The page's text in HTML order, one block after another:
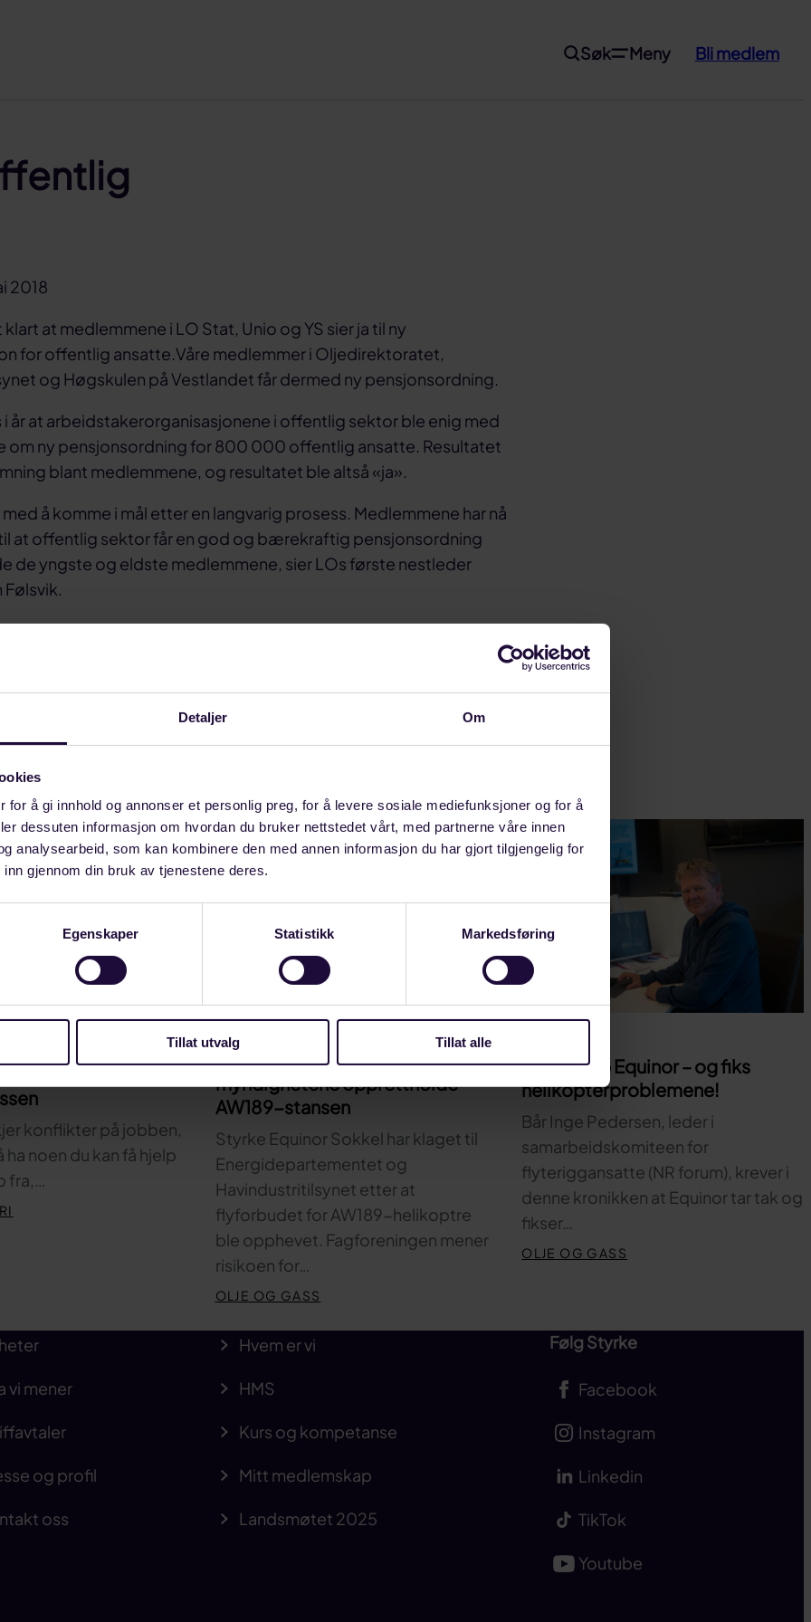
Detaljer Om
for å gi innhold og annonser et personlig preg, for å levere sosiale mediefunksjoner og for å
dessuten informasjon om hvordan du bruker nettstedet vårt, med partnerne våre innen
analysearbeid, som kan kombinere den med annen informasjon du har gjort tilgjengelig for
gjennom din bruk av tjenestene deres.
Egenskaper Statistikk Markedsføring
Tillat utvalg Tillat alle
Søk Meny Bli medlem
2018
at medlemmene i LO Stat, Unio og YS sier ja til ny
for offentlig ansatte.Våre medlemmer i Oljedirektoratet,
og Høgskulen på Vestlandet får dermed ny pensjonsordning.
i år at arbeidstakerorganisasjonene i offentlig sektor ble enig med
om ny pensjonsordning for 800 000 offentlig ansatte. Resultatet
blant medlemmene, og resultatet ble altså «ja».
å komme i mål etter en langvarig prosess. Medlemmene har nå
at offentlig sektor får en god og bærekraftig pensjonsordning
de yngste og eldste medlemmene, sier LOs første nestleder
kun våre medlemmer i Oljedirektoratet, Petroleumstilsynet og
konflikter på jobben,
ha noen du kan få hjelp
fra,…
Styrke i Equinor ber
myndighetene opprettholde
AW189-stansen
Styrke Equinor Sokkel har klaget til
Energidepartementet og
Havindustritilsynet etter at
flyforbudet for AW189-helikoptre
ble opphevet. Fagforeningen mener
risikoen for…
OLJE OG GASS
Våkne opp Equinor – og fiks
helikopterproblemene!
Bår Inge Pedersen, leder i
samarbeidskomiteen for
flyteriggansatte (NR forum), krever i
denne kronikken at Equinor tar tak og
fikser…
OLJE OG GASS
Hvem er vi
vi mener HMS
Kurs og kompetanse
og profil Mitt medlemskap
oss Landsmøtet 2025
Følg Styrke
Facebook
Instagram
Linkedin
TikTok
Youtube